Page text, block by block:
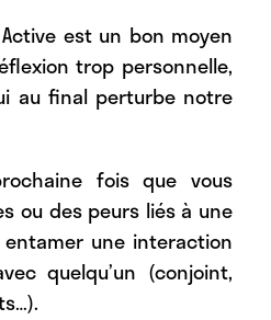
Active est un bon moyen
trop personnelle,
au final perturbe notre
fois que vous
ou des peurs liés à une
une interaction
quelqu’un (conjoint,